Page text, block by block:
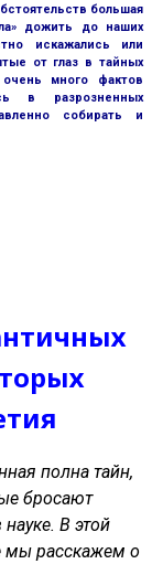
большая
дожить до наших
искажались или
от глаз в тайных
много фактов
в разрозненных
собирать и
полна тайн,
бросают
В этой
мы расскажем о